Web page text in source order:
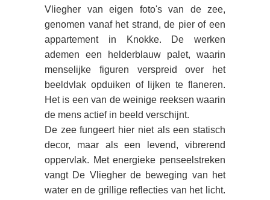
Vliegher van eigen foto's van de zee,
genomen vanaf het strand, de pier of een
appartement in Knokke. De werken
ademen een helderblauw palet, waarin
menselijke figuren verspreid over het
beeldvlak opduiken of lijken te flaneren.
Het is een van de weinige reeksen waarin
de mens actief in beeld verschijnt.
De zee fungeert hier niet als een statisch
decor, maar als een levend, vibrerend
oppervlak. Met energieke penseelstreken
vangt De Vliegher de beweging van het
water en de grillige reflecties van het licht.